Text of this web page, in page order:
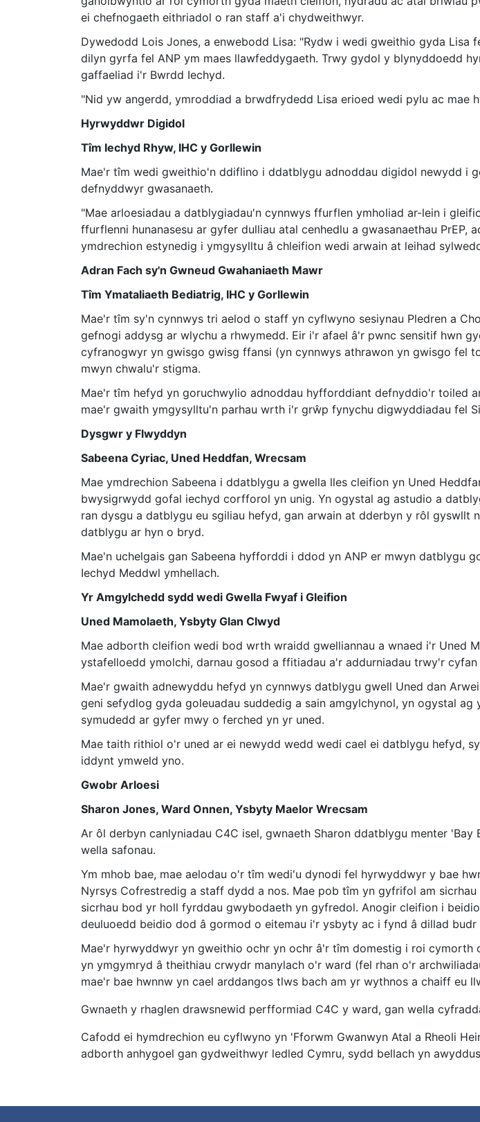
ei chefnogaeth eithriadol o ran staff a'i chydweithwyr.
Dywedodd Lois Jones, a enwebodd Lisa: "Rydw i wedi gweithio gyda
dilyn gyrfa fel ANP ym maes llawfeddygaeth. Trwy gydol y blynyddoedd
gaffaeliad i'r Bwrdd Iechyd.
"Nid yw angerdd, ymroddiad a brwdfrydedd Lisa erioed wedi pylu ac mae
Hyrwyddwr Digidol
Tîm Iechyd Rhyw, IHC y Gorllewin
Mae'r tîm wedi gweithio'n ddiflino i ddatblygu adnoddau digidol newydd i
defnyddwyr gwasanaeth.
"Mae arloesiadau a datblygiadau'n cynnwys ffurflen ymholiad ar-lein i
ffurflenni hunanasesu ar gyfer dulliau atal cenhedlu a gwasanaethau
ymdrechion estynedig i ymgysylltu â chleifion wedi arwain at leihad
Adran Fach sy'n Gwneud Gwahaniaeth Mawr
Tîm Ymataliaeth Bediatrig, IHC y Gorllewin
Mae'r tîm sy'n cynnwys tri aelod o staff yn cyflwyno sesiynau Pledren a
gefnogi addysg ar wlychu a rhwymedd. Eir i'r afael â'r pwnc sensitif hwn
cyfranogwyr yn gwisgo gwisg ffansi (yn cynnwys athrawon yn gwisgo fel
mwyn chwalu'r stigma.
Mae'r tîm hefyd yn goruchwylio adnoddau hyfforddiant defnyddio'r toiled
mae'r gwaith ymgysylltu'n parhau wrth i'r grŵp fynychu digwyddiadau fel
Dysgwr y Flwyddyn
Sabeena Cyriac, Uned Heddfan, Wrecsam
Mae ymdrechion Sabeena i ddatblygu a gwella lles cleifion yn Uned
bwysigrwydd gofal iechyd corfforol yn unig. Yn ogystal ag astudio a
ran dysgu a datblygu eu sgiliau hefyd, gan arwain at dderbyn y rôl
datblygu ar hyn o bryd.
Mae'n uchelgais gan Sabeena hyfforddi i ddod yn ANP er mwyn datblygu
Iechyd Meddwl ymhellach.
Yr Amgylchedd sydd wedi Gwella Fwyaf i Gleifion
Uned Mamolaeth, Ysbyty Glan Clwyd
Mae adborth cleifion wedi bod wrth wraidd gwelliannau a wnaed i'r Uned
ystafelloedd ymolchi, darnau gosod a ffitiadau a'r addurniadau trwy'r
Mae'r gwaith adnewyddu hefyd yn cynnwys datblygu gwell Uned dan
geni sefydlog gyda goleuadau suddedig a sain amgylchynol, yn ogystal
symudedd ar gyfer mwy o ferched yn yr uned.
Mae taith rithiol o'r uned ar ei newydd wedd wedi cael ei datblygu hefyd,
iddynt ymweld yno.
Gwobr Arloesi
Sharon Jones, Ward Onnen, Ysbyty Maelor Wrecsam
Ar ôl derbyn canlyniadau C4C isel, gwnaeth Sharon ddatblygu menter
wella safonau.
Ym mhob bae, mae aelodau o'r tîm wedi'u dynodi fel hyrwyddwyr y bae
Nyrsys Cofrestredig a staff dydd a nos. Mae pob tîm yn gyfrifol am
sicrhau bod yr holl fyrddau gwybodaeth yn gyfredol. Anogir cleifion i
deuluoedd beidio dod â gormod o eitemau i'r ysbyty ac i fynd â dillad
Mae'r hyrwyddwyr yn gweithio ochr yn ochr â'r tîm domestig i roi cymorth
yn ymgymryd â theithiau crwydr manylach o'r ward (fel rhan o'r
mae'r bae hwnnw yn cael arddangos tlws bach am yr wythnos a chaiff eu
Gwnaeth y rhaglen drawsnewid perfformiad C4C y ward, gan wella
Cafodd ei hymdrechion eu cyflwyno yn 'Fforwm Gwanwyn Atal a Rheoli
adborth anhygoel gan gydweithwyr ledled Cymru, sydd bellach yn